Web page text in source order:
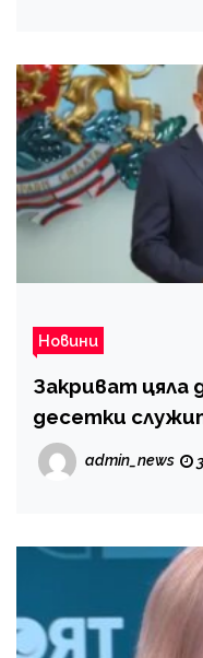
Новини
Закриват цяла
десетки
admin_news